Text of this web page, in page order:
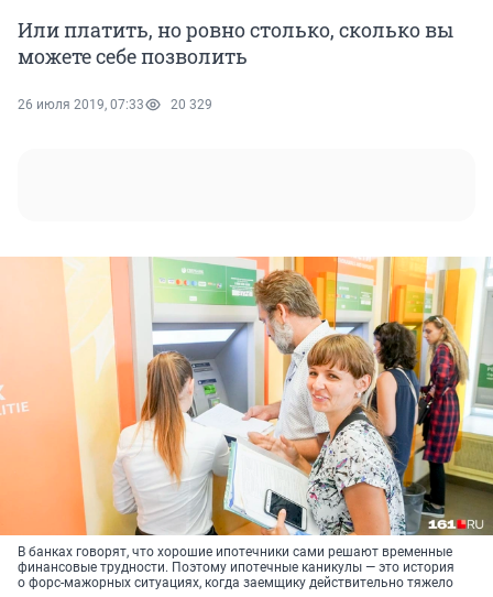
Или платить, но ровно столько, сколько вы
можете себе позволить
26 июля 2019, 07:33 20 329
В банках говорят, что хорошие ипотечники сами решают временные
финансовые трудности. Поэтому ипотечные каникулы — это история
о форс-мажорных ситуациях, когда заемщику действительно тяжело